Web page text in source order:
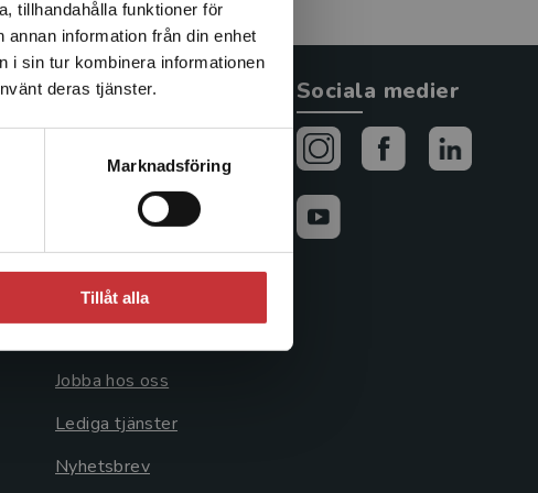
tillhandahålla funktioner för
information från din enhet
i sin tur kombinera informationen
deras tjänster.
Marknadsföring
Tillåt alla
Allmänna länkar
Avtal och rättigheter
Cookieinställningar
GDPR och
Jobba hos oss
Lediga tjänster
Nyhetsbrev
Sociala medier